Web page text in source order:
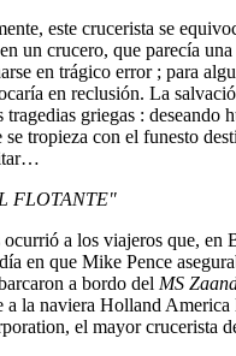
este crucerista se
un crucero, que parecía
en trágico error ; para
en reclusión. La
tragedias griegas : deseando
se tropieza con el funesto
FLOTANTE"
ocurrió a los viajeros que, en
en que Mike Pence
a bordo del MS
a la naviera Holland
el mayor crucerista